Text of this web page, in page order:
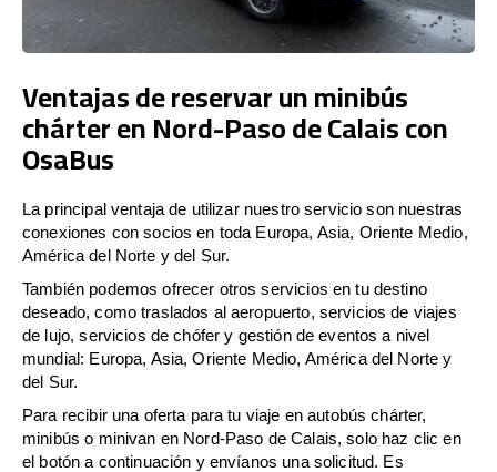
Ventajas de reservar un minibús
chárter en Nord-Paso de Calais con
OsaBus
La principal ventaja de utilizar nuestro servicio son nuestras
conexiones con socios en toda Europa, Asia, Oriente Medio,
América del Norte y del Sur.
También podemos ofrecer otros servicios en tu destino
deseado, como traslados al aeropuerto, servicios de viajes
de lujo, servicios de chófer y gestión de eventos a nivel
mundial: Europa, Asia, Oriente Medio, América del Norte y
del Sur.
Para recibir una oferta para tu viaje en autobús chárter,
minibús o minivan en Nord-Paso de Calais, solo haz clic en
el botón a continuación y envíanos una solicitud. Es